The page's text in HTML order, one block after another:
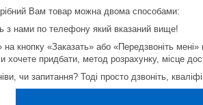
Вам товар можна двома способами:
з нами по телефону який вказаний вище!
на кнопку «Заказать» або «Передзвоніть
хочете придбати, метод розрахунку, місце
чи запитання? Тоді просто дзвоніть,